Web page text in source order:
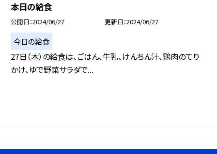
本日の給食
公開日 2024/06/27 更新日 2024/06/27
今日の給食
27日（木）の給食は、ごはん、牛乳、けんちん汁、鶏肉のてり
かけ、ゆで野菜サラダで...